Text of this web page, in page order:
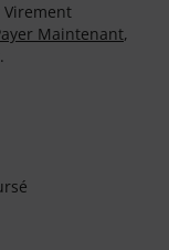
Virement
Maintenant,